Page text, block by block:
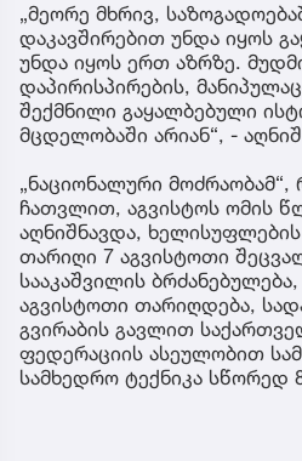
„მეორე მხრივ,
დაკავშირებით უნდა იყოს
უნდა იყოს ერთ აზრზე.
დაპირისპირების,
შექმნილი გაყალბებული
მცდელობაში არიან“, -
„ნაციონალური
ჩათვლით, აგვისტოს ომის
აღნიშნავდა,
თარიღი 7 აგვისტოთი
სააკაშვილის
აგვისტოთი თარიღდება,
გვირაბის გავლით
ფედერაციის ასეულობით
სამხედრო ტექნიკა სწორედ